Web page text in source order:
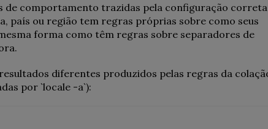
de comportamento trazidas pela configuração correta
país ou região tem regras próprias sobre como seus
forma como têm regras sobre separadores de
diferentes produzidos pelas regras da
por `locale -a`):